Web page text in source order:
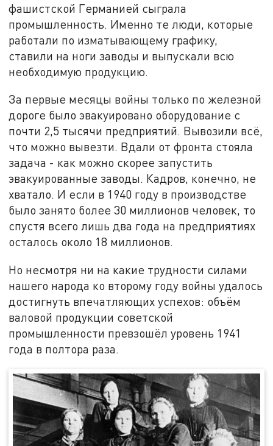
фашистской Германией сыграла
промышленность. Именно те люди, которые
работали по изматывающему графику,
ставили на ноги заводы и выпускали всю
необходимую продукцию.
За первые месяцы войны только по железной
дороге было эвакуировано оборудование с
почти 2,5 тысячи предприятий. Вывозили всё,
что можно вывезти. Вдали от фронта стояла
задача - как можно скорее запустить
эвакуированные заводы. Кадров, конечно, не
хватало. И если в 1940 году в производстве
было занято более 30 миллионов человек, то
спустя всего лишь два года на предприятиях
осталось около 18 миллионов.
Но несмотря ни на какие трудности силами
нашего народа ко второму году войны удалось
достигнуть впечатляющих успехов: объём
валовой продукции советской
промышленности превзошёл уровень 1941
года в полтора раза.